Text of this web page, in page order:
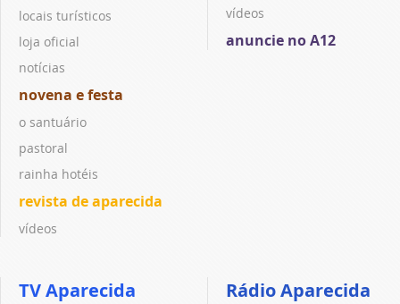
locais turísticos
loja oficial
notícias
novena e festa
o santuário
pastoral
rainha hotéis
revista de aparecida
vídeos
vídeos
anuncie no A12
TV Aparecida Rádio Aparecida